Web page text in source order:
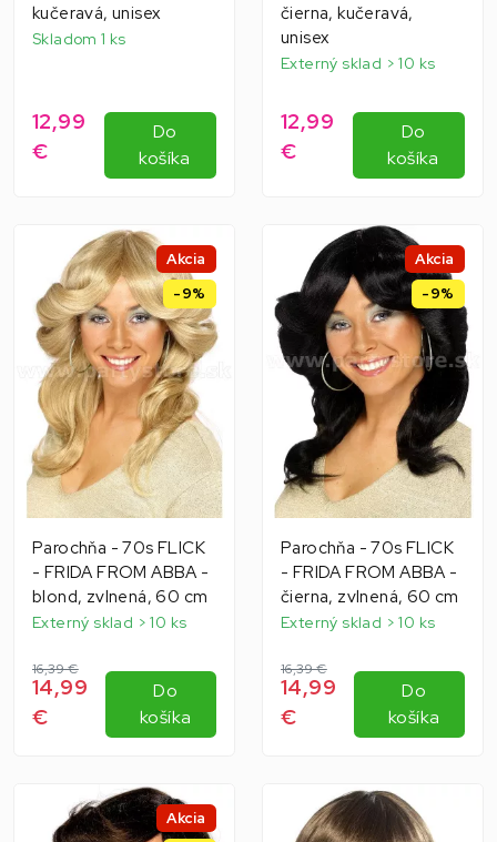
kučeravá, unisex
Skladom 1 ks
12,99
€
Do
košíka
čierna, kučeravá,
unisex
Externý sklad > 10 ks
12,99
€
Do
košíka
Akcia
-9%
Parochňa - 70s FLICK
- FRIDA FROM ABBA -
blond, zvlnená, 60 cm
Externý sklad > 10 ks
16,39 €
14,99
€
Do
košíka
Akcia
-9%
Parochňa - 70s FLICK
- FRIDA FROM ABBA -
čierna, zvlnená, 60 cm
Externý sklad > 10 ks
16,39 €
14,99
€
Do
košíka
Akcia